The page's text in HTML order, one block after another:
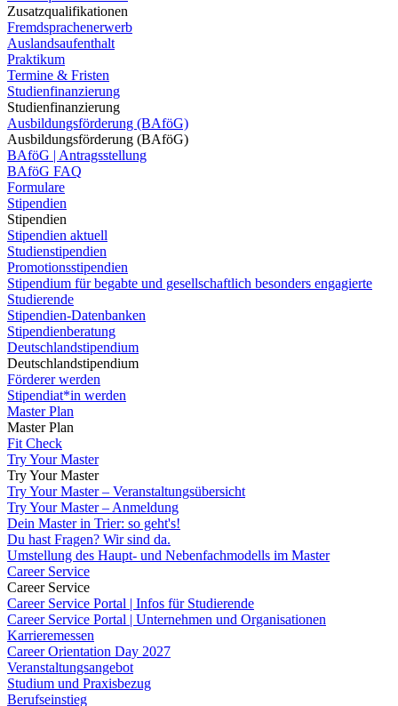
Zusatzqualifikationen
Fremdsprachenerwerb
Auslandsaufenthalt
Praktikum
Termine & Fristen
Studienfinanzierung
Studienfinanzierung
Ausbildungsförderung (BAföG)
Ausbildungsförderung (BAföG)
BAföG | Antragsstellung
BAföG FAQ
Formulare
Stipendien
Stipendien
Stipendien aktuell
Studienstipendien
Promotionsstipendien
Stipendium für begabte und gesellschaftlich besonders engagierte
Studierende
Stipendien-Datenbanken
Stipendienberatung
Deutschlandstipendium
Deutschlandstipendium
Förderer werden
Stipendiat*in werden
Master Plan
Master Plan
Fit Check
Try Your Master
Try Your Master
Try Your Master – Veranstaltungsübersicht
Try Your Master – Anmeldung
Dein Master in Trier: so geht's!
Du hast Fragen? Wir sind da.
Umstellung des Haupt- und Nebenfachmodells im Master
Career Service
Career Service
Career Service Portal | Infos für Studierende
Career Service Portal | Unternehmen und Organisationen
Karrieremessen
Career Orientation Day 2027
Veranstaltungsangebot
Studium und Praxisbezug
Berufseinstieg